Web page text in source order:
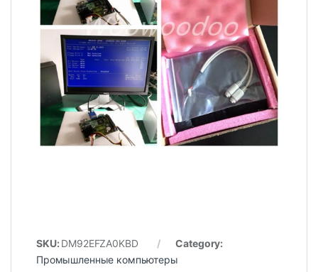
SKU: DM92EFZA0KBD
Category:
Промышленные компьютеры